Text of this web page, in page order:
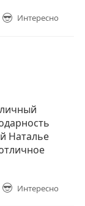
Интересно
Наталье
Интересно